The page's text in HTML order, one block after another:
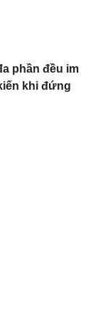
phần đều im
khi đứng